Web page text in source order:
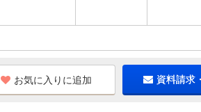
お気に入りに追加 資料請求